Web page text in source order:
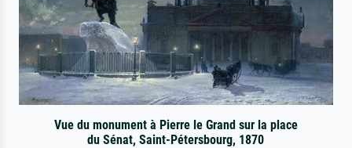
Vue du monument à Pierre le Grand sur la place
du Sénat, Saint-Pétersbourg, 1870